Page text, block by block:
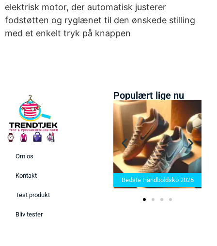
elektrisk motor, der automatisk justerer
fodstøtten og ryglænet til den ønskede stilling
med et enkelt tryk på knappen
Om os
Kontakt
Test produkt
Bliv tester
Populært lige nu
Bedste Saunatæppe 2025 –
Find de bedste produkter her!
Bedste Håndboldsko 2026